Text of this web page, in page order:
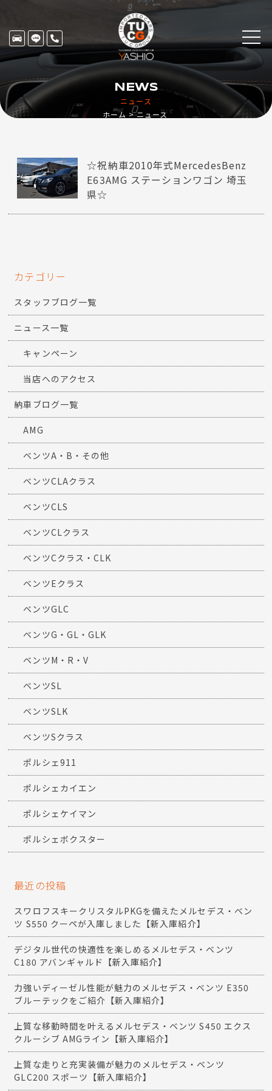
ニュース
NEWS
ホーム ニュース
☆祝納車2010年式MercedesBenz
E63AMG ステーションワゴン 埼玉
県☆
カテゴリー
スタッフブログ一覧
ニュース一覧
キャンペーン
当店へのアクセス
納車ブログ一覧
AMG
ベンツA・B・その他
ベンツCLAクラス
ベンツCLS
ベンツCLクラス
ベンツCクラス・CLK
ベンツEクラス
ベンツGLC
ベンツG・GL・GLK
ベンツM・R・V
ベンツSL
ベンツSLK
ベンツSクラス
ポルシェ911
ポルシェカイエン
ポルシェケイマン
ポルシェボクスター
最近の投稿
スワロフスキークリスタルPKGを備えたメルセデス・ベン
ツ S550 クーペが入庫しました【新入庫紹介】
デジタル世代の快適性を楽しめるメルセデス・ベンツ
C180 アバンギャルド【新入庫紹介】
力強いディーゼル性能が魅力のメルセデス・ベンツ E350
ブルーテックをご紹介【新入庫紹介】
上質な移動時間を叶えるメルセデス・ベンツ S450 エクス
クルーシブ AMGライン【新入庫紹介】
上質な走りと充実装備が魅力のメルセデス・ベンツ
GLC200 スポーツ【新入庫紹介】